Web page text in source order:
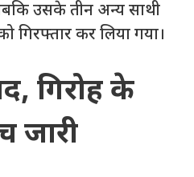
उसके तीन अन्य साथी
गिरफ्तार कर लिया गया।
गिरोह के
जारी